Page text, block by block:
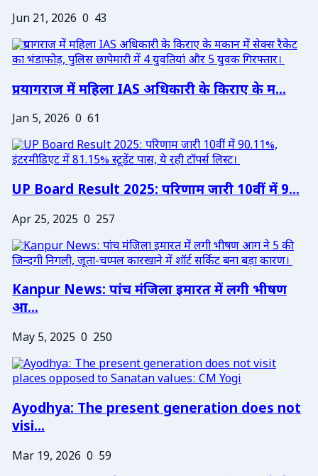
Jun 21, 2026 0 43
प्रयागराज में महिला IAS अधिकारी के किराए के म...
Jan 5, 2026 0 61
UP Board Result 2025: परिणाम जारी 10वीं में 9...
Apr 25, 2025 0 257
Kanpur News: पांच मंजिला इमारत में लगी भीषण
आ...
May 5, 2025 0 250
Ayodhya: The present generation does not
visi...
Mar 19, 2026 0 59